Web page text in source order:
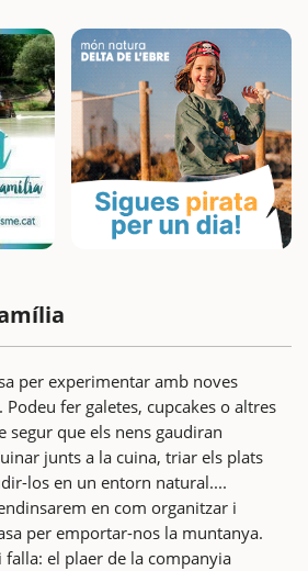
per experimentar amb noves
fer galetes, cupcakes o altres
segur que els nens gaudiran
junts a la cuina, triar els plats
los en un entorn natural....
en com organitzar i
per emportar-nos la muntanya.
el plaer de la companyia